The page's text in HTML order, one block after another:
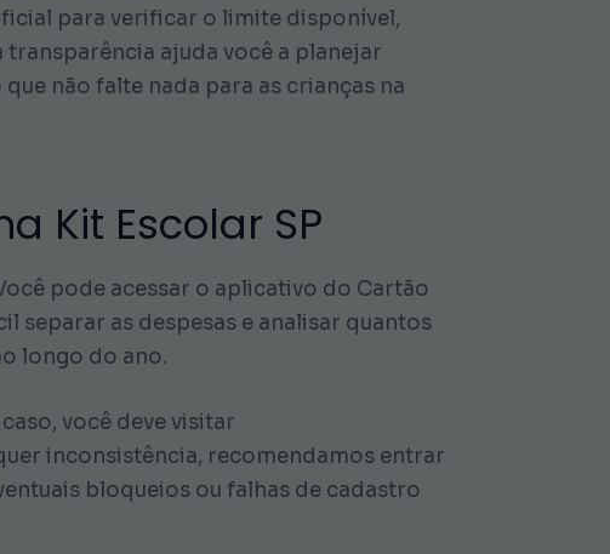
para verificar o limite disponível,
ajuda você a planejar
não falte nada para as crianças na
Kit Escolar SP
pode acessar o aplicativo do Cartão
separar as despesas e analisar quantos
longo do ano.
você deve visitar
inconsistência, recomendamos entrar
bloqueios ou falhas de cadastro